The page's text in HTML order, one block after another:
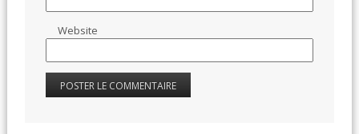
Website